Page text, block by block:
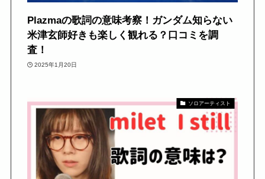
Plazmaの歌詞の意味考察！ガンダム知らない
米津玄師好きも楽しく観れる？口コミを調
査！
2025年1月20日
ソロアーティスト